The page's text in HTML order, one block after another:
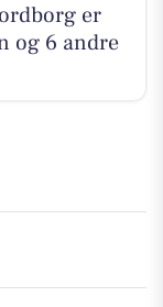
er
og 6 andre